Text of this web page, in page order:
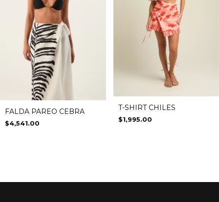
FALDA PAREO CEBRA
$4,541.00
T-SHIRT CHILES
$1,995.00